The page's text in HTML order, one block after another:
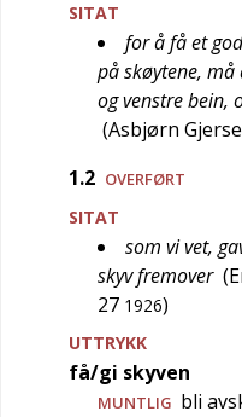
SITAT
for å få et
på skøytene,
og venstre bein,
(Asbjørn
1.2 OVERFØRT
SITAT
som vi vet,
skyv fremover (
27 1926)
UTTRYKK
få/gi skyven
MUNTLIG bli